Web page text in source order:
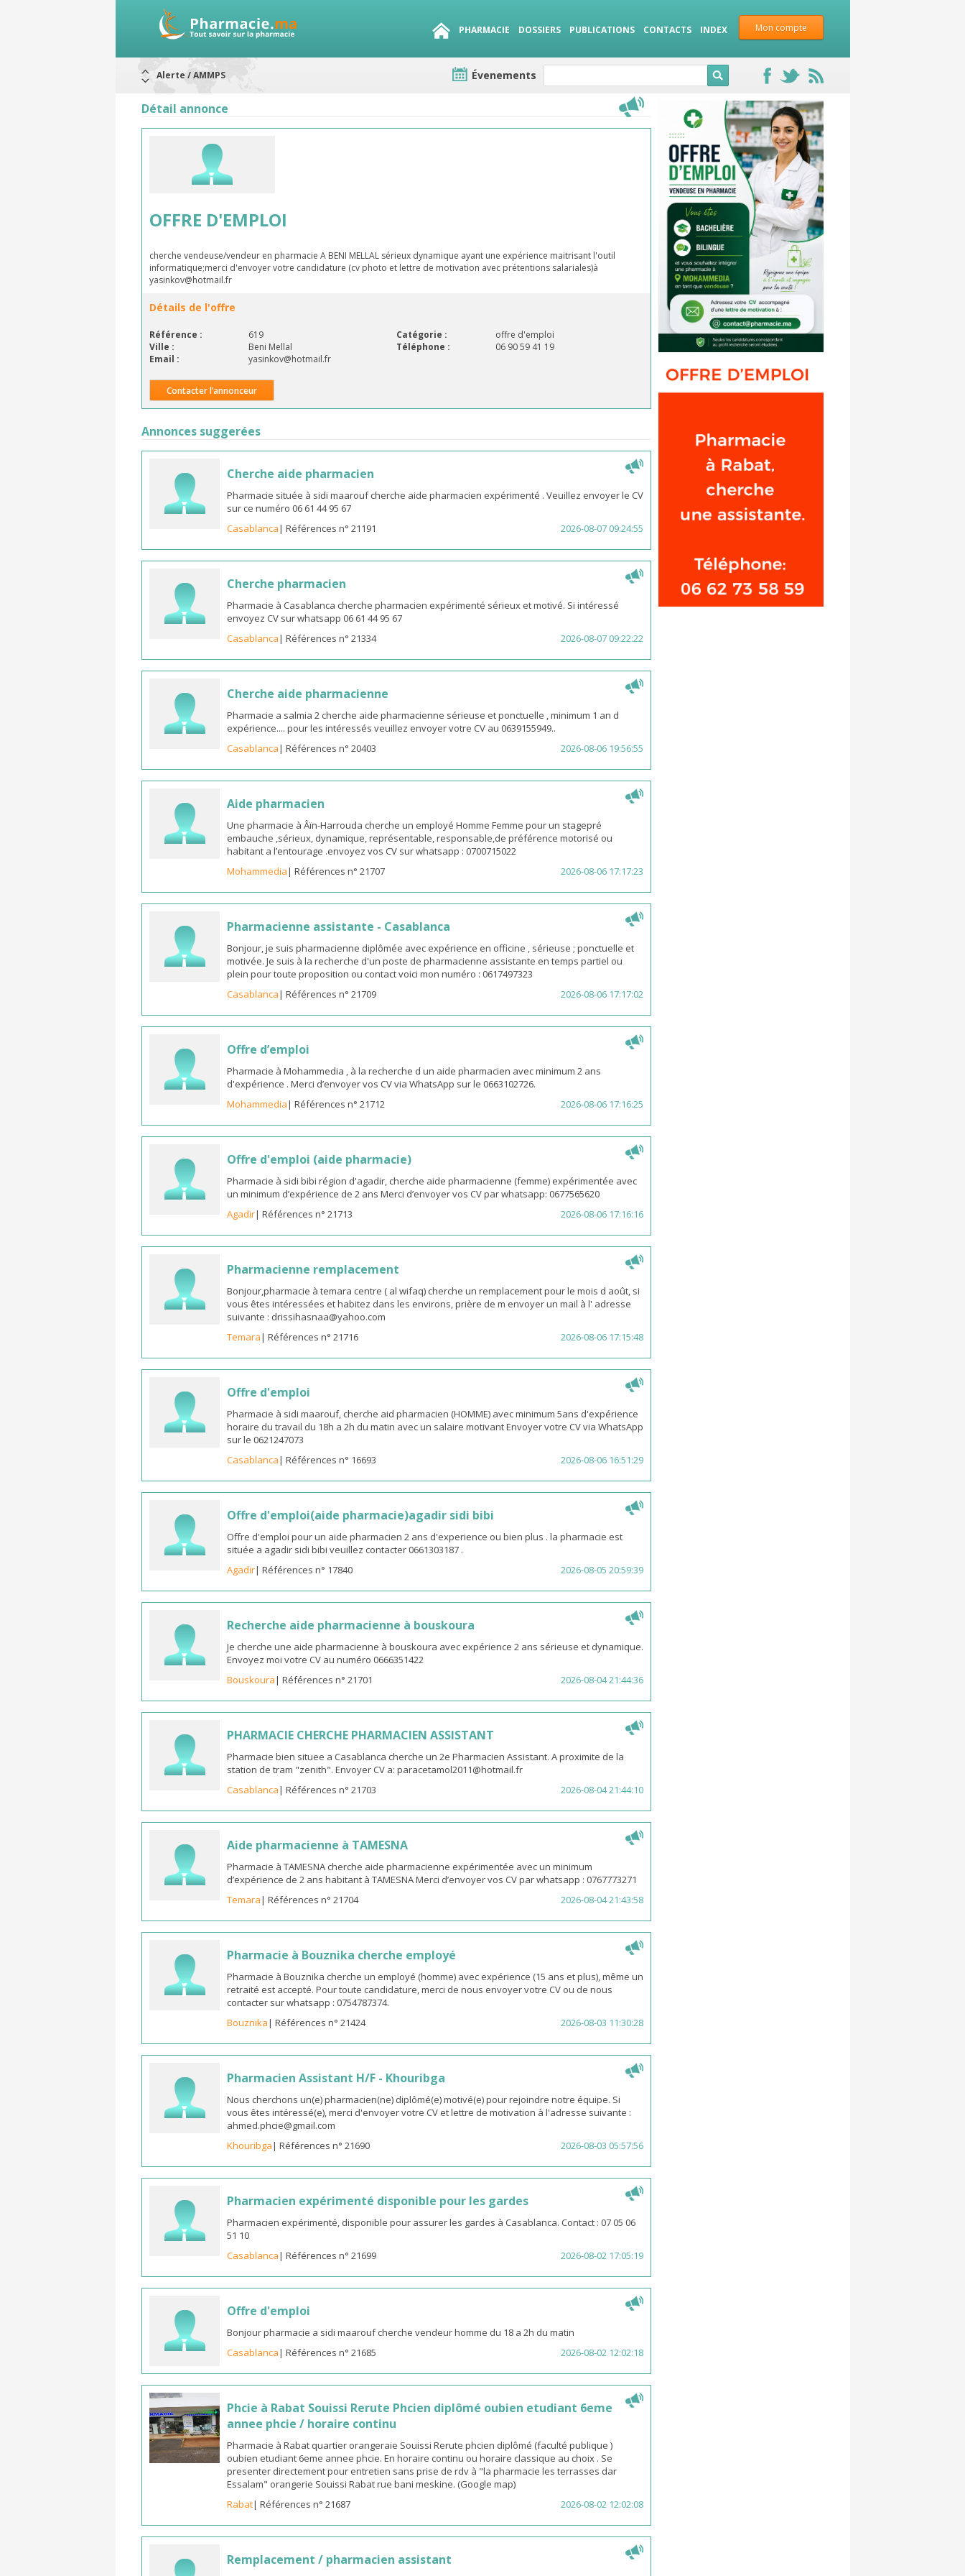
Mon compte
PHARMACIE DOSSIERS PUBLICATIONS CONTACTS INDEX
Alerte / AMMPS
ARRÊT DE COMMERCIALISATION
Rappel de lots : préparations lactées
Évenements
Détail annonce
OFFRE D'EMPLOI
cherche vendeuse/vendeur en pharmacie A BENI MELLAL sérieux dynamique ayant une expérience maitrisant l'outil
informatique;merci d'envoyer votre candidature (cv photo et lettre de motivation avec prétentions salariales)à
yasinkov@hotmail.fr
Détails de l'offre
Référence : 619 Catégorie :
offre d'emploi
Ville :
Beni Mellal Téléphone :
06 90 59 41 19
Email :
yasinkov@hotmail.fr
Contacter l’annonceur
Annonces suggerées
Cherche aide pharmacien
Pharmacie située à sidi maarouf cherche aide pharmacien expérimenté . Veuillez envoyer le CV
sur ce numéro 06 61 44 95 67
Casablanca| Références n° 21191 2026-08-07 09:24:55
Cherche pharmacien
Pharmacie à Casablanca cherche pharmacien expérimenté sérieux et motivé. Si intéressé
envoyez CV sur whatsapp 06 61 44 95 67
Casablanca| Références n° 21334 2026-08-07 09:22:22
Cherche aide pharmacienne
Pharmacie a salmia 2 cherche aide pharmacienne sérieuse et ponctuelle , minimum 1 an d
expérience.... pour les intéressés veuillez envoyer votre CV au 0639155949..
Casablanca| Références n° 20403 2026-08-06 19:56:55
Aide pharmacien
Une pharmacie à Âïn-Harrouda cherche un employé Homme Femme pour un stagepré
embauche ,sérieux, dynamique, représentable, responsable,de préférence motorisé ou
habitant a l’entourage .envoyez vos CV sur whatsapp : 0700715022
Mohammedia| Références n° 21707 2026-08-06 17:17:23
Pharmacienne assistante - Casablanca
Bonjour, je suis pharmacienne diplômée avec expérience en officine , sérieuse ; ponctuelle et
motivée. Je suis à la recherche d'un poste de pharmacienne assistante en temps partiel ou
plein pour toute proposition ou contact voici mon numéro : 0617497323
Casablanca| Références n° 21709 2026-08-06 17:17:02
Offre d’emploi
Pharmacie à Mohammedia , à la recherche d un aide pharmacien avec minimum 2 ans
d'expérience . Merci d’envoyer vos CV via WhatsApp sur le 0663102726.
Mohammedia| Références n° 21712 2026-08-06 17:16:25
Offre d'emploi (aide pharmacie)
Pharmacie à sidi bibi région d'agadir, cherche aide pharmacienne (femme) expérimentée avec
un minimum d’expérience de 2 ans Merci d’envoyer vos CV par whatsapp: 0677565620
Agadir| Références n° 21713 2026-08-06 17:16:16
Pharmacienne remplacement
Bonjour,pharmacie à temara centre ( al wifaq) cherche un remplacement pour le mois d août, si
vous êtes intéressées et habitez dans les environs, prière de m envoyer un mail à l' adresse
suivante : drissihasnaa@yahoo.com
Temara| Références n° 21716 2026-08-06 17:15:48
Offre d'emploi
Pharmacie à sidi maarouf, cherche aid pharmacien (HOMME) avec minimum 5ans d'expérience
horaire du travail du 18h a 2h du matin avec un salaire motivant Envoyer votre CV via WhatsApp
sur le 0621247073
Casablanca| Références n° 16693 2026-08-06 16:51:29
Offre d'emploi(aide pharmacie)agadir sidi bibi
Offre d'emploi pour un aide pharmacien 2 ans d'experience ou bien plus . la pharmacie est
située a agadir sidi bibi veuillez contacter 0661303187 .
Agadir| Références n° 17840 2026-08-05 20:59:39
Recherche aide pharmacienne à bouskoura
Je cherche une aide pharmacienne à bouskoura avec expérience 2 ans sérieuse et dynamique.
Envoyez moi votre CV au numéro 0666351422
Bouskoura| Références n° 21701 2026-08-04 21:44:36
PHARMACIE CHERCHE PHARMACIEN ASSISTANT
Pharmacie bien situee a Casablanca cherche un 2e Pharmacien Assistant. A proximite de la
station de tram "zenith". Envoyer CV a: paracetamol2011@hotmail.fr
Casablanca| Références n° 21703 2026-08-04 21:44:10
Aide pharmacienne à TAMESNA
Pharmacie à TAMESNA cherche aide pharmacienne expérimentée avec un minimum
d’expérience de 2 ans habitant à TAMESNA Merci d’envoyer vos CV par whatsapp : 0767773271
Temara| Références n° 21704 2026-08-04 21:43:58
Pharmacie à Bouznika cherche employé
Pharmacie à Bouznika cherche un employé (homme) avec expérience (15 ans et plus), même un
retraité est accepté. Pour toute candidature, merci de nous envoyer votre CV ou de nous
contacter sur whatsapp : 0754787374.
Bouznika| Références n° 21424 2026-08-03 11:30:28
Pharmacien Assistant H/F - Khouribga
Nous cherchons un(e) pharmacien(ne) diplômé(e) motivé(e) pour rejoindre notre équipe. Si
vous êtes intéressé(e), merci d'envoyer votre CV et lettre de motivation à l'adresse suivante :
ahmed.phcie@gmail.com
Khouribga| Références n° 21690 2026-08-03 05:57:56
Pharmacien expérimenté disponible pour les gardes
Pharmacien expérimenté, disponible pour assurer les gardes à Casablanca. Contact : 07 05 06
51 10
Casablanca| Références n° 21699 2026-08-02 17:05:19
Offre d'emploi
Bonjour pharmacie a sidi maarouf cherche vendeur homme du 18 a 2h du matin
Casablanca| Références n° 21685 2026-08-02 12:02:18
Phcie à Rabat Souissi Rerute Phcien diplômé oubien etudiant 6eme
annee phcie / horaire continu
Pharmacie à Rabat quartier orangeraie Souissi Rerute phcien diplômé (faculté publique )
oubien etudiant 6eme annee phcie. En horaire continu ou horaire classique au choix . Se
presenter directement pour entretien sans prise de rdv à "la pharmacie les terrasses dar
Essalam" orangerie Souissi Rabat rue bani meskine. (Google map)
Rabat| Références n° 21687 2026-08-02 12:02:08
Remplacement / pharmacien assistant